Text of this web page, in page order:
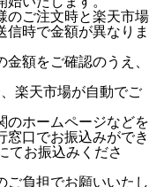
のご注文時と楽天市場
信時で金額が異なりま
額をご確認のうえ、
楽天市場が自動でご
のホームページなどを
窓口でお振込みができ
てお振込みくださ
ご負担でお願いいたし